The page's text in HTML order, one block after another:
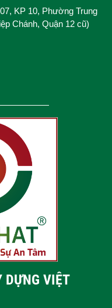
KP 10, Phường Trung
Chánh, Quận 12 cũ)
DỰNG VIỆT